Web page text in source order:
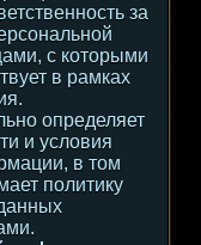
за
с которыми
в рамках
определяет
и условия
в том
политику